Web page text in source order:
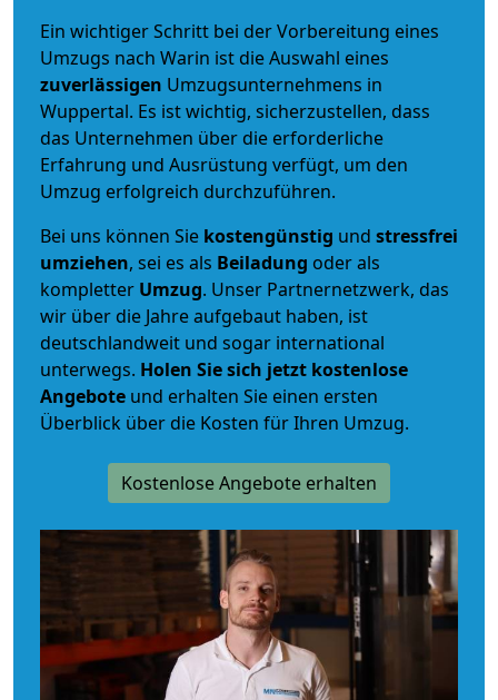
Ein wichtiger Schritt bei der Vorbereitung eines
Umzugs nach Warin ist die Auswahl eines
zuverlässigen Umzugsunternehmens in
Wuppertal. Es ist wichtig, sicherzustellen, dass
das Unternehmen über die erforderliche
Erfahrung und Ausrüstung verfügt, um den
Umzug erfolgreich durchzuführen.
Bei uns können Sie kostengünstig und stressfrei
umziehen, sei es als Beiladung oder als
kompletter Umzug. Unser Partnernetzwerk, das
wir über die Jahre aufgebaut haben, ist
deutschlandweit und sogar international
unterwegs. Holen Sie sich jetzt kostenlose
Angebote und erhalten Sie einen ersten
Überblick über die Kosten für Ihren Umzug.
Kostenlose Angebote erhalten